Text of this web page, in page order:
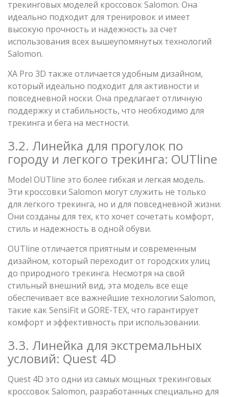
трекинговых моделей кроссовок Salomon. Она
идеально подходит для тренировок и имеет
высокую прочность и надежность за счет
использования всех вышеупомянутых технологий
Salomon.
XA Pro 3D также отличается удобным дизайном,
который идеально подходит для активности и
повседневной носки. Она предлагает отличную
поддержку и стабильность, что необходимо для
трекинга и бега на местности.
3.2. Линейка для прогулок по
городу и легкого трекинга: OUTline
Modеl OUTline это более гибкая и легкая модель.
Эти кроссовки Salomon могут служить не только
для легкого трекинга, но и для повседневной жизни.
Они созданы для тех, кто хочет сочетать комфорт,
стиль и надежность в одной обуви.
OUTline отличается приятным и современным
дизайном, который переходит от городских улиц
до природного трекинга. Несмотря на свой
стильный внешний вид, эта модель все еще
обеспечивает все важнейшие технологии Salomon,
такие как SensiFit и GORE-TEX, что гарантирует
комфорт и эффективность при использовании.
3.3. Линейка для экстремальных
условий: Quest 4D
Quest 4D это одни из самых мощных трекинговых
кроссовок Salomon, разработанных специально для